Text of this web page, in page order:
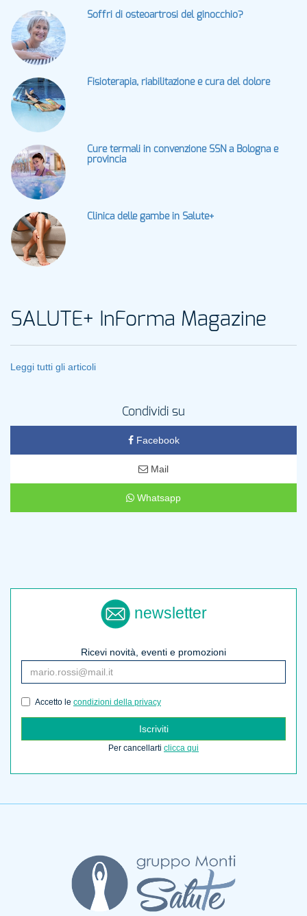
Soffri di osteoartrosi del ginocchio?
Fisioterapia, riabilitazione e cura del dolore
Cure termali in convenzione SSN a Bologna e
provincia
Clinica delle gambe in Salute+
SALUTE+ InForma Magazine
Leggi tutti gli articoli
Condividi su
Facebook
Mail
Whatsapp
newsletter
Ricevi novità, eventi e promozioni
Accetto le condizioni della privacy
Iscriviti
Per cancellarti clicca qui